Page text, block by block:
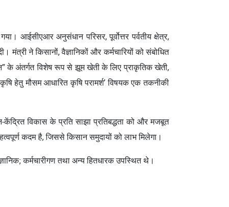
आईसीएआर अनुसंधान परिसर, पूर्वोत्तर पर्वतीय क्षेत्र,
ने किसानों, वैज्ञानिकों और कर्मचारियों को संबोधित
के अंतर्गत विशेष रूप से झूम खेती के लिए प्राकृतिक खेती,
हेतु मौसम आधारित कृषि परामर्श’ विषयक एक तकनीकी
केंद्रित विकास के प्रति साझा प्रतिबद्धता को और मजबूत
कदम है, जिससे किसान समुदायों को लाभ मिलेगा।
कर्मचारीगण तथा अन्य हितधारक उपस्थित थे।